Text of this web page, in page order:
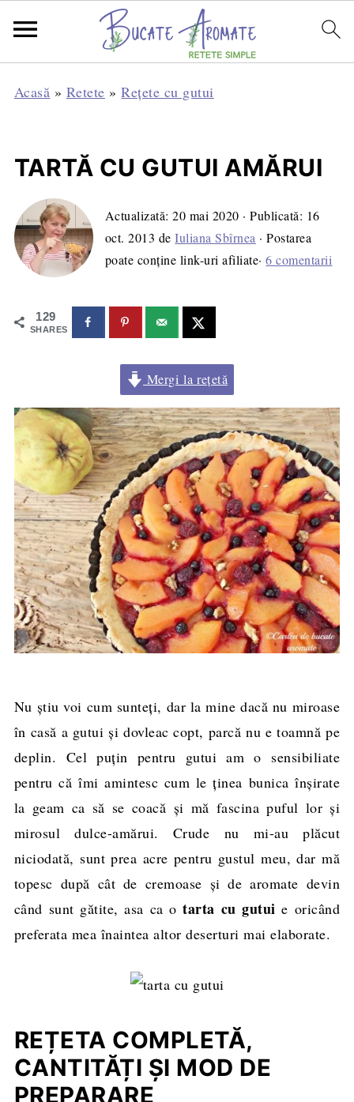
Acasă » Retete »Rețete cu gutui
TARTĂ CU GUTUI AMĂRUI
Actualizată:20 mai 2020 · Publicată: 16
oct. 2013 deIuliana Sbîrnea · Postarea
poate conține link-uri afiliate·6 comentarii
129
SHARES
Mergi la rețetă
Nu ştiu voi cum sunteţi, dar la mine dacă nu miroase
în casă a gutui şi dovleac copt, parcă nu e toamnă pe
deplin. Cel puţin pentru gutui am o sensibiliate
pentru că îmi amintesc cum le ţinea bunica înşirate
la geam ca să se coacă şi mă fascina puful lor şi
mirosul dulce-amărui. Crude nu mi-au plăcut
niciodată, sunt prea acre pentru gustul meu, dar mă
topesc după cât de cremoase şi de aromate devin
când sunt gătite, asa ca otarta cu gutui e oricând
preferata mea înaintea altor deserturi mai elaborate.
REȚETA COMPLETĂ,
CANTITĂȚI ȘI MOD DE
PREPARARE